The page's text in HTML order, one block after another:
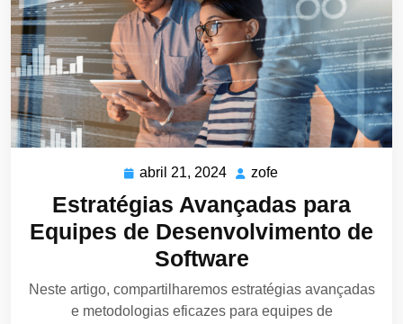
abril 21, 2024 abril
2024
zofe
Estratégias Avançadas para
Equipes de Desenvolvimento de
Software
Neste artigo, compartilharemos estratégias avançadas
e metodologias eficazes para equipes de